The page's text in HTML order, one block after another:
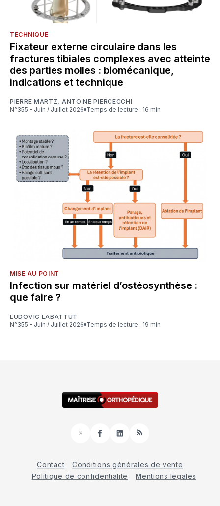
TECHNIQUE
Fixateur externe circulaire dans les
fractures tibiales complexes avec atteinte
des parties molles : biomécanique,
indications et technique
PIERRE MARTZ
ANTOINE PIERCECCHI
N°355 - Juin / Juillet 2026
Temps de lecture : 16 min
MISE AU POINT
Infection sur matériel d’ostéosynthèse :
que faire ?
LUDOVIC LABATTUT
N°355 - Juin / Juillet 2026
Temps de lecture : 19 min
𝕏
FacebookLinkedInRSS
Contact
Conditions générales de vente
Politique de confidentialité
Mentions légales